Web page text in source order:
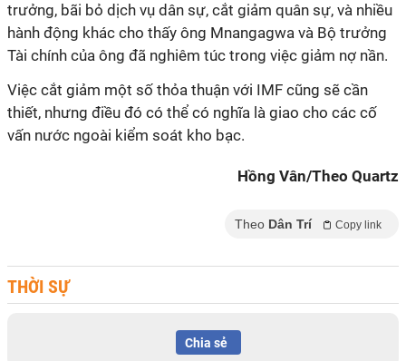
trưởng, bãi bỏ dịch vụ dân sự, cắt giảm quân sự, và nhiều
hành động khác cho thấy ông Mnangagwa và Bộ trưởng
Tài chính của ông đã nghiêm túc trong việc giảm nợ nần.
Việc cắt giảm một số thỏa thuận với IMF cũng sẽ cần
thiết, nhưng điều đó có thể có nghĩa là giao cho các cố
vấn nước ngoài kiểm soát kho bạc.
Hồng Vân/Theo Quartz
Theo Dân Trí Copy link
THỜI SỰ
Chia sẻ